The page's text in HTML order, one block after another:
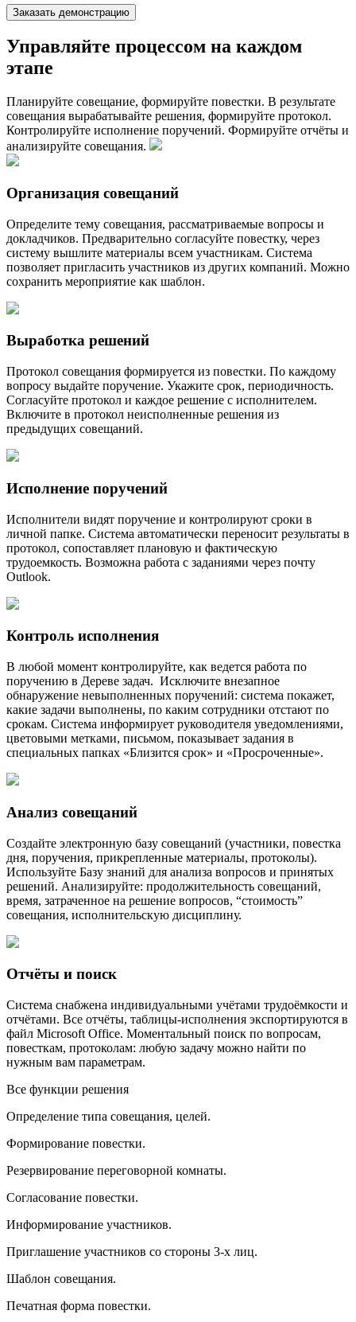
Заказать демонстрацию
Управляйте процессом на каждом
этапе
Планируйте совещание, формируйте повестки. В результате
совещания вырабатывайте решения, формируйте протокол.
Контролируйте исполнение поручений. Формируйте отчёты и
анализируйте совещания.
Организация совещаний
Определите тему совещания, рассматриваемые вопросы и
докладчиков. Предварительно согласуйте повестку, через
систему вышлите материалы всем участникам. Система
позволяет пригласить участников из других компаний. Можно
сохранить мероприятие как шаблон.
Выработка решений
Протокол совещания формируется из повестки. По каждому
вопросу выдайте поручение. Укажите срок, периодичность.
Согласуйте протокол и каждое решение с исполнителем.
Включите в протокол неисполненные решения из
предыдущих совещаний.
Исполнение поручений
Исполнители видят поручение и контролируют сроки в
личной папке. Система автоматически переносит результаты в
протокол, сопоставляет плановую и фактическую
трудоемкость. Возможна работа с заданиями через почту
Outlook.
Контроль исполнения
В любой момент контролируйте, как ведется работа по
поручению в Дереве задач. Исключите внезапное
обнаружение невыполненных поручений: система покажет,
какие задачи выполнены, по каким сотрудники отстают по
срокам. Система информирует руководителя уведомлениями,
цветовыми метками, письмом, показывает задания в
специальных папках «Близится срок» и «Просроченные».
Анализ совещаний
Создайте электронную базу совещаний (участники, повестка
дня, поручения, прикрепленные материалы, протоколы).
Используйте Базу знаний для анализа вопросов и принятых
решений. Анализируйте: продолжительность совещаний,
время, затраченное на решение вопросов, “стоимость”
совещания, исполнительскую дисциплину.
Отчёты и поиск
Система снабжена индивидуальными учётами трудоёмкости и
отчётами. Все отчёты, таблицы-исполнения экспортируются в
файл Microsoft Office. Моментальный поиск по вопросам,
повесткам, протоколам: любую задачу можно найти по
нужным вам параметрам.
Все функции решения
Определение типа совещания, целей.
Формирование повестки.
Резервирование переговорной комнаты.
Согласование повестки.
Информирование участников.
Приглашение участников со стороны 3-х лиц.
Шаблон совещания.
Печатная форма повестки.